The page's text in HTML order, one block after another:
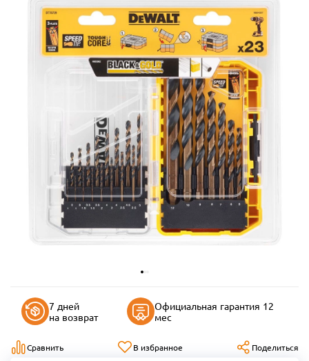
7 дней
на возврат
Официальная гарантия 12
мес
Сравнить В избранное Поделиться